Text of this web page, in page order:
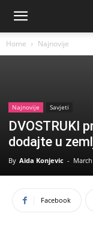
Home Najnovije
Najnovije Savjeti
DVOSTRUKI
dodajte u
By Aida Konjevic -
Facebook